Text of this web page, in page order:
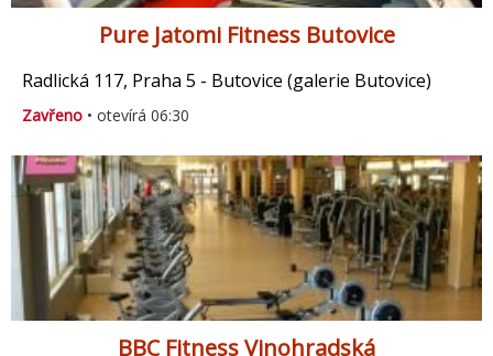
Pure Jatomi Fitness Butovice
Radlická 117, Praha 5 - Butovice (galerie Butovice)
Zavřeno • otevírá 06:30
BBC Fitness Vinohradská